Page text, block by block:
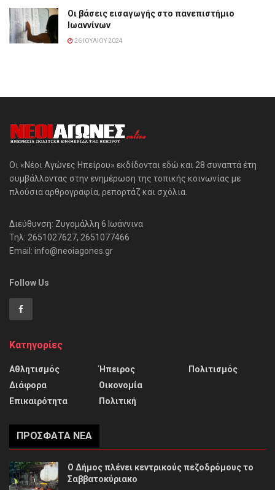
Οι βάσεις εισαγωγής στο πανεπιστήμιο
Ιωαννίνων
26 ΙΟΥΛΊΟΥ 2024
Οι «Νέοι Αγώνες Ηπείρου» εκδίδονται εδώ και 28 συναπτά έτη
συμβάλλοντας στην ενημέρωση της τοπικής κοινωνίας με
πλούσια αρθρογραφία, ρεπορτάζ και σχόλια.
Διεύθυνση: Ζυγομάλλη 6 Ιωάννινα
Τηλ: 2651027627, 2651077466
Email: info@neoiagones.gr
Follow Us
Κατηγορίες
Αθλητισμός
Διάφορα
Επικαιρότητα
Ήπειρος
Οικονομία
Πολιτική
Πολιτισμός
ΠΡΌΣΦΑΤΑ ΝΈΑ
Ο Δήμος πλένει κεντρικούς πεζοδρόμους το
Σαββατοκύριακο